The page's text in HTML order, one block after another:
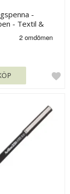
-
- Textil &